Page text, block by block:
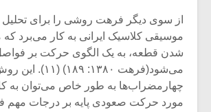
از سوی دیگر فرهت روشی را برای
موسیقی کلاسیک ایرانی به کار می‌برد که
شدن قطعه، به یک الگوی حرکت بر
می‌شود(فرهت ۱۳۸۰:
چهارمضراب‌ها به طور خاص می‌توان به
مورد حرکت صعودی پایه بر درجات مهم